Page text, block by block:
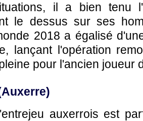
il a bien tenu
le dessus sur ses
2018 a égalisé
lançant l'opération
pour l'ancien joueur
auxerrois est